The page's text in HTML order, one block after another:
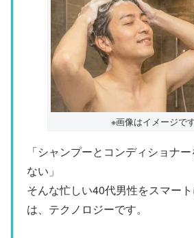
※画像はイメージで
「シャンプーとコンディショナ
ない」
そんな忙しい40代男性をスマー
は、テクノロジーです。